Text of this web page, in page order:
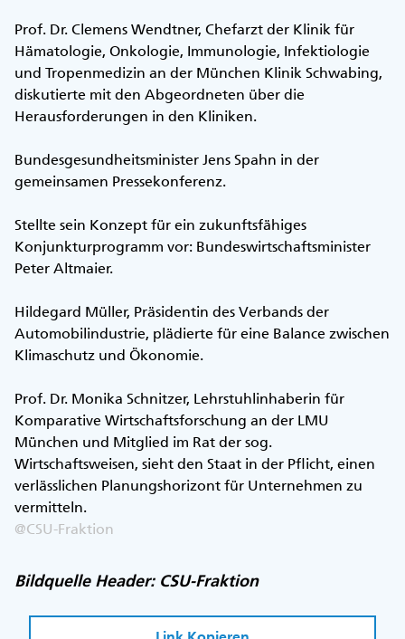
Prof. Dr. Clemens Wendtner, Chefarzt der Klinik für
Hämatologie, Onkologie, Immunologie, Infektiologie
und Tropenmedizin an der München Klinik Schwabing,
diskutierte mit den Abgeordneten über die
Herausforderungen in den Kliniken.
Bundesgesundheitsminister Jens Spahn in der
gemeinsamen Pressekonferenz.
Stellte sein Konzept für ein zukunftsfähiges
Konjunkturprogramm vor: Bundeswirtschaftsminister
Peter Altmaier.
Hildegard Müller, Präsidentin des Verbands der
Automobilindustrie, plädierte für eine Balance zwischen
Klimaschutz und Ökonomie.
Prof. Dr. Monika Schnitzer, Lehrstuhlinhaberin für
Komparative Wirtschaftsforschung an der LMU
München und Mitglied im Rat der sog.
Wirtschaftsweisen, sieht den Staat in der Pflicht, einen
verlässlichen Planungshorizont für Unternehmen zu
vermitteln.
@CSU-Fraktion
Bildquelle Header: CSU-Fraktion